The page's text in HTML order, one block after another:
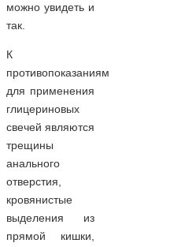
можно увидеть и
так.
К
противопоказаниям
для применения
глицериновых
свечей являются
трещины
анального
отверстия,
кровянистые
выделения из
прямой кишки,